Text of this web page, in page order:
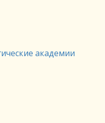
академии